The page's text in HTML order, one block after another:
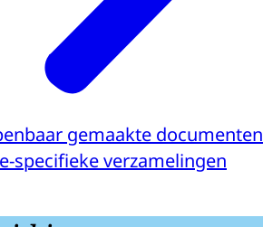
gemaakte documenten
specifieke verzamelingen